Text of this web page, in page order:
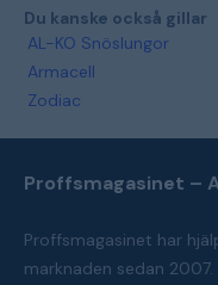
Du kanske också gillar
AL-KO Snöslungor
Armacell
Zodiac
Proffsmagasinet –
Proffsmagasinet har
marknaden sedan